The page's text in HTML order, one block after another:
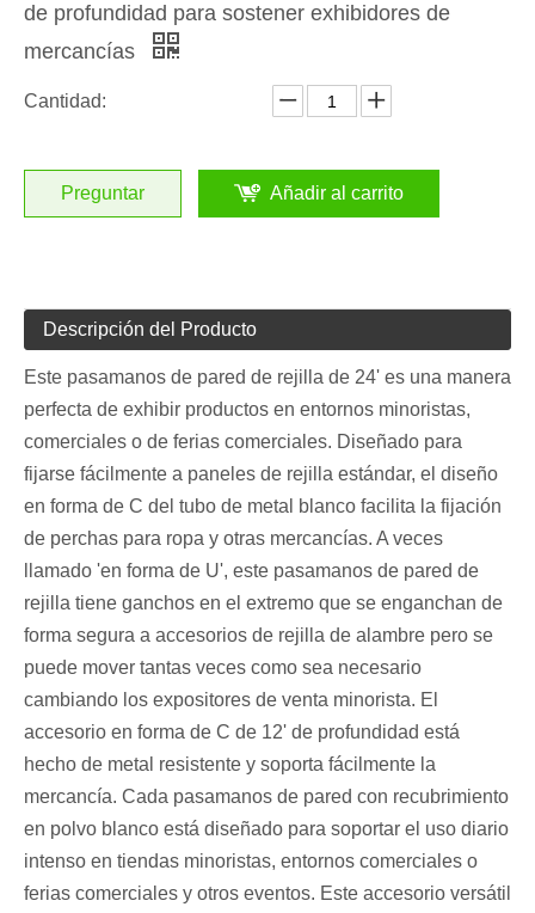
de profundidad para sostener exhibidores de
mercancías
Cantidad:
Preguntar Añadir al carrito
Descripción del Producto
Este pasamanos de pared de rejilla de 24' es una manera
perfecta de exhibir productos en entornos minoristas,
comerciales o de ferias comerciales. Diseñado para
fijarse fácilmente a paneles de rejilla estándar, el diseño
en forma de C del tubo de metal blanco facilita la fijación
de perchas para ropa y otras mercancías. A veces
llamado 'en forma de U', este pasamanos de pared de
rejilla tiene ganchos en el extremo que se enganchan de
forma segura a accesorios de rejilla de alambre pero se
puede mover tantas veces como sea necesario
cambiando los expositores de venta minorista. El
accesorio en forma de C de 12' de profundidad está
hecho de metal resistente y soporta fácilmente la
mercancía. Cada pasamanos de pared con recubrimiento
en polvo blanco está diseñado para soportar el uso diario
intenso en tiendas minoristas, entornos comerciales o
ferias comerciales y otros eventos. Este accesorio versátil